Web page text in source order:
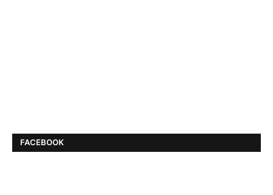
FACEBOOK